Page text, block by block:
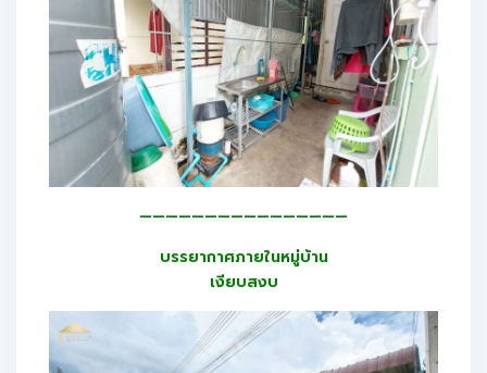
————————————————
บรรยากาศภายในหมู่บ้าน
เงียบสงบ